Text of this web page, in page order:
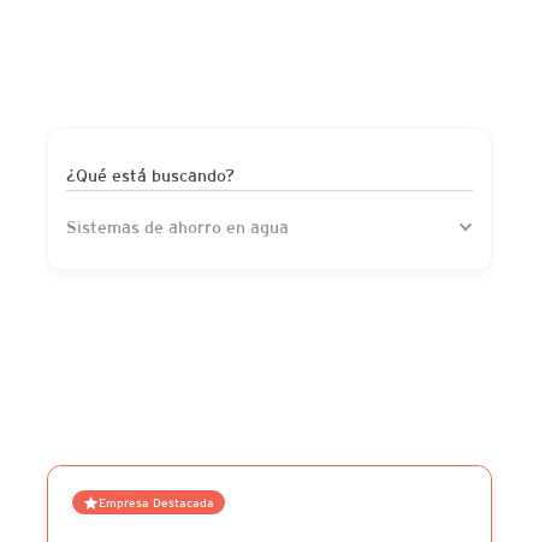
¿Qué está buscando?
Sistemas de ahorro en agua
Empresa Destacada